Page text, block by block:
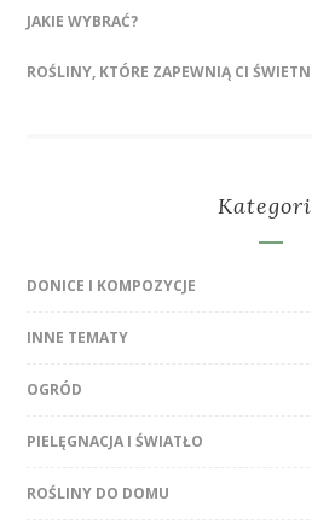
JAKIE WYBRAĆ?
ROŚLINY, KTÓRE ZAPEWNIĄ CI
DONICE I KOMPOZYCJE
INNE TEMATY
OGRÓD
PIELĘGNACJA I ŚWIATŁO
ROŚLINY DO DOMU